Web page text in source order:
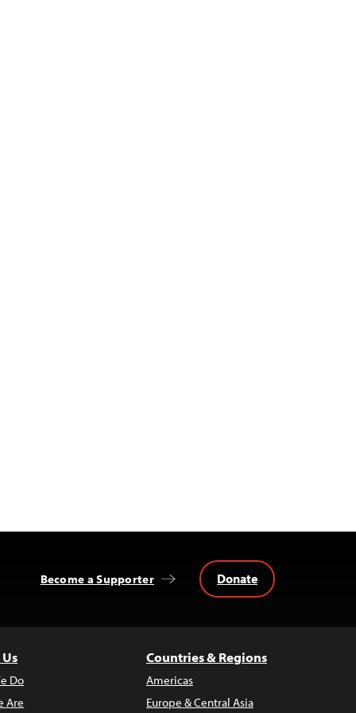
Become a Supporter Donate
Do
Are
Countries & Regions
Americas
Europe & Central Asia